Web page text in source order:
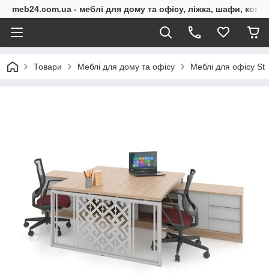
meb24.com.ua - меблі для дому та офісу, ліжка, шафи,
Товари Меблі для дому та офісу Меблі для офісу St